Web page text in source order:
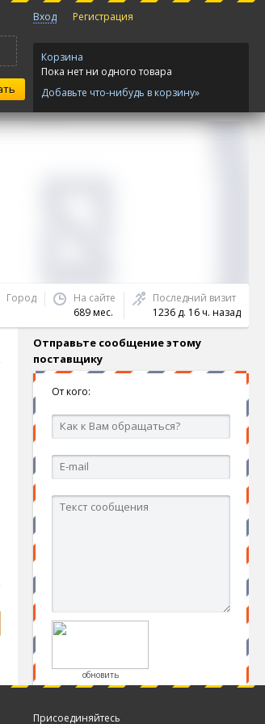
Вход Регистрация
Корзина
Пока нет ни одного товара
Добавьте что-нибудь в корзину»
Город
На сайте
689 мес.
Последний визит
1236 д. 16 ч. назад
Отправьте сообщение этому
поставщику
От кого:
обновить
Присоединяйтесь